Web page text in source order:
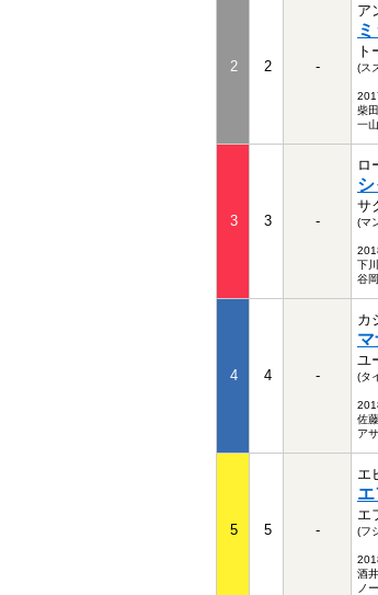
2 2 -
ア
ト
(ス
柴
一
3 3 -
ロ
サ
(マ
下
谷
4 4 -
カ
ユ
(タ
佐
ア
5 5 -
エ
エ
(フ
酒
ノ